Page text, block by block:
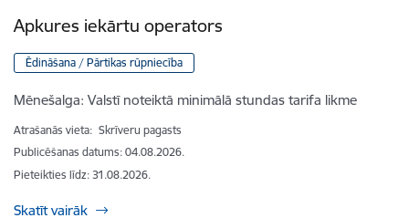
Apkures iekārtu operators
Ēdināšana / Pārtikas rūpniecība
Mēnešalga: Valstī noteiktā minimālā stundas tarifa likme
Atrašanās vieta: Skrīveru pagasts
Publicēšanas datums: 04.08.2026.
Pieteikties līdz: 31.08.2026.
Skatīt vairāk